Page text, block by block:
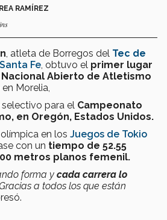
RAMÍREZ
, atleta de Borregos del Tec de
Santa Fe , obtuvo el primer lugar
Abierto de Atletismo
Morelia,
para el Campeonato
en Oregón, Estados Unidos.
en los Juegos de Tokio
con un tiempo de 52.55
metros planos femenil.
forma y cada carrera lo
a todos los que están